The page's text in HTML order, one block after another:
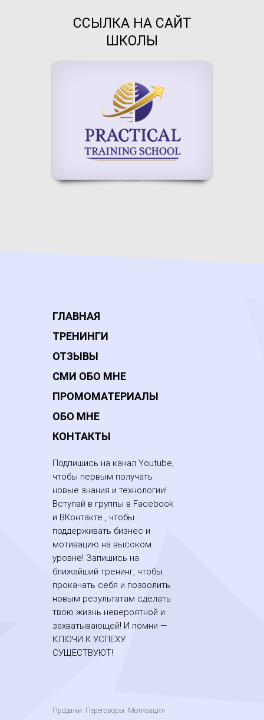
ССЫЛКА НА САЙТ
ШКОЛЫ
ГЛАВНАЯ
ТРЕНИНГИ
ОТЗЫВЫ
СМИ ОБО МНЕ
ПРОМОМАТЕРИАЛЫ
ОБО МНЕ
КОНТАКТЫ
Подпишись на канал Youtube,
чтобы первым получать
новые знания и технологии!
Вступай в группы в Facebook
и ВКонтакте , чтобы
поддерживать бизнес и
мотивацию на высоком
уровне! Запишись на
ближайший тренинг, чтобы
прокачать себя и позволить
новым результатам сделать
твою жизнь невероятной и
захватывающей! И помни —
КЛЮЧИ К УСПЕХУ
СУЩЕСТВУЮТ!
Продажи. Переговоры. Мотивация